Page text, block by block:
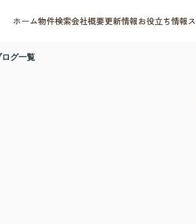
ホーム物件検索会社概要更新情報お役立ち情報
グ一覧